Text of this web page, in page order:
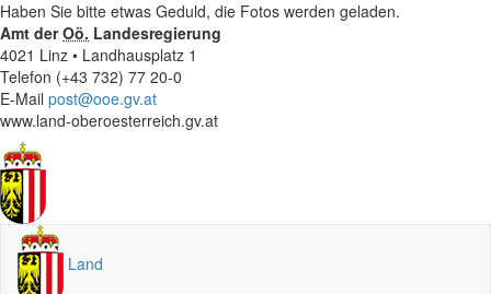
Haben Sie bitte etwas Geduld, die Fotos werden geladen.
Amt derOö. Landesregierung
4021 Linz • Landhausplatz 1
Telefon (+43 732) 77 20-0
E-Mail post@ooe.gv.at
www.land-oberoesterreich.gv.at
Land